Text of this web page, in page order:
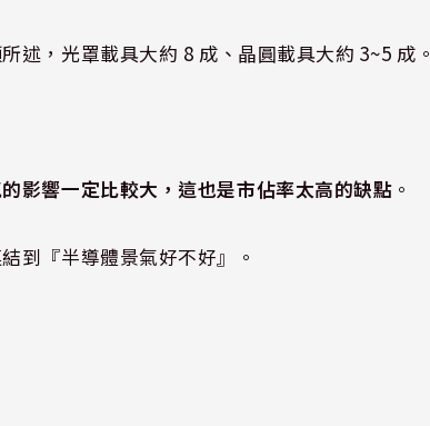
述，光罩載具大約 8 成、晶圓載具大約 3~5 成。
影響一定比較大，這也是市佔率太高的缺點 。
到『半導體景氣好不好』。